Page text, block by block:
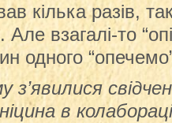
кілька разів,
Але взагалі-то
одного
з’явилися
в